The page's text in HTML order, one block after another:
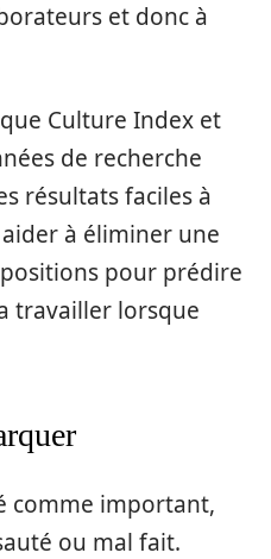
et donc à
Culture Index et
de recherche
résultats faciles à
à éliminer une
pour prédire
travailler lorsque
comme important,
ou mal fait.